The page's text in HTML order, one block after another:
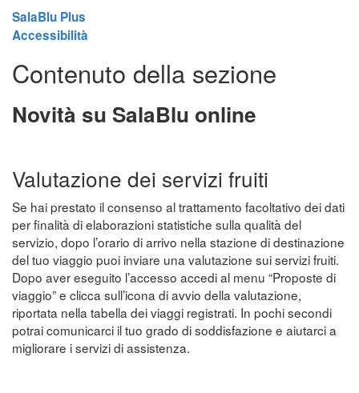
SalaBlu Plus
Accessibilità
Contenuto della sezione
Novità su SalaBlu online
Valutazione dei servizi fruiti
Se hai prestato il consenso al trattamento facoltativo dei dati
per finalità di elaborazioni statistiche sulla qualità del
servizio, dopo l’orario di arrivo nella stazione di destinazione
del tuo viaggio puoi inviare una valutazione sui servizi fruiti.
Dopo aver eseguito l’accesso accedi al menu “Proposte di
viaggio” e clicca sull’icona di avvio della valutazione,
riportata nella tabella dei viaggi registrati. In pochi secondi
potrai comunicarci il tuo grado di soddisfazione e aiutarci a
migliorare i servizi di assistenza.